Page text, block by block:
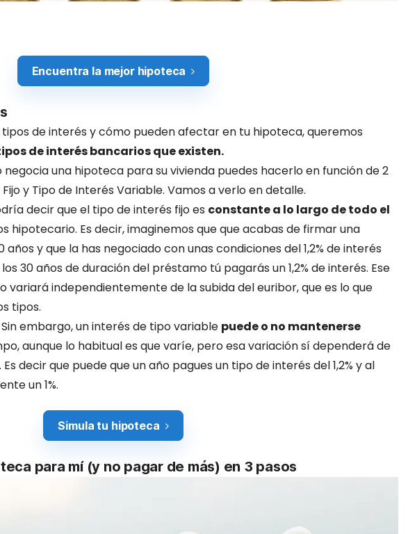
Encuentra la mejor hipoteca
tipos de interés y cómo pueden afectar en tu hipoteca, queremos
de interés bancarios que existen.
una hipoteca para su vivienda puedes hacerlo en función de 2
y Tipo de Interés Variable. Vamos a verlo en detalle.
decir que el tipo de interés fijo es constante a lo largo de todo el
hipotecario. Es decir, imaginemos que que acabas de firmar una
y que la has negociado con unas condiciones del 1,2% de interés
30 años de duración del préstamo tú pagarás un 1,2% de interés. Ese
variará independientemente de la subida del euribor, que es lo que
tipos.
Sin embargo, un interés de tipo variable puede o no mantenerse
aunque lo habitual es que varíe, pero esa variación sí dependerá de
decir que puede que un año pagues un tipo de interés del 1,2% y al
un 1%.
Simula tu hipoteca
para mí (y no pagar de más) en 3 pasos